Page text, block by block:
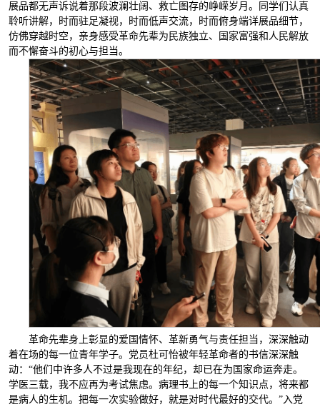
展品都无声诉说着那段波澜壮阔、救亡图存的峥嵘岁月。同学们认真
聆听讲解，时而驻足凝视，时而低声交流，时而俯身端详展品细节，
仿佛穿越时空，亲身感受革命先辈为民族独立、国家富强和人民解放
而不懈奋斗的初心与担当。
革命先辈身上彰显的爱国情怀、革新勇气与责任担当，深深触动
着在场的每一位青年学子。党员杜可怡被年轻革命者的书信深深触
动：“他们中许多人不过是我现在的年纪，却已在为国家命运奔走。
学医三载，我不应再为考试焦虑。病理书上的每一个知识点，将来都
是病人的生机。把每一次实验做好，就是对时代最好的交代。”入党